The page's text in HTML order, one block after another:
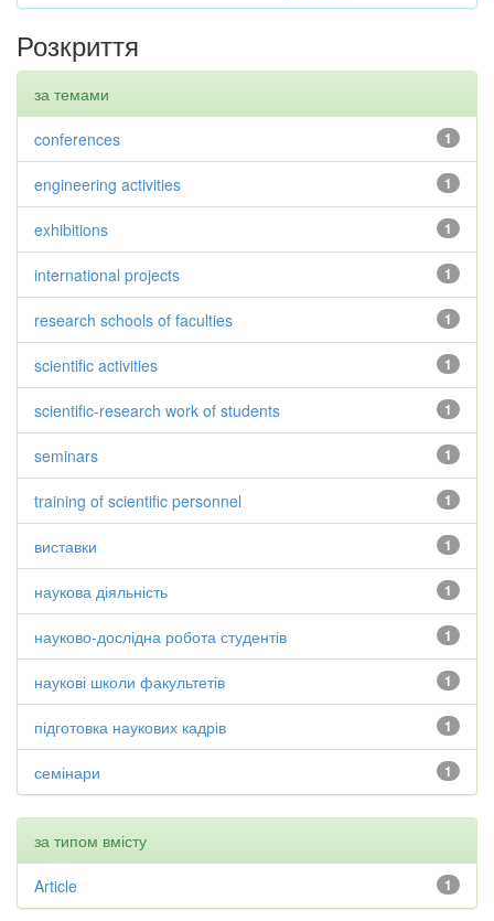
Розкриття
за темами
1
conferences
1
engineering activities
1
exhibitions
1
international projects
1
research schools of faculties
1
scientific activities
1
scientific-research work of students
1
seminars
1
training of scientific personnel
1
виставки
1
наукова діяльність
1
науково-дослідна робота студентів
1
наукові школи факультетів
1
підготовка наукових кадрів
1
семінари
за типом вмісту
1
Article